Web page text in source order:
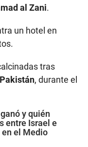
al Zani.
un hotel en
tras
Pakistán, durante el
y quién
entre Israel e
en el Medio